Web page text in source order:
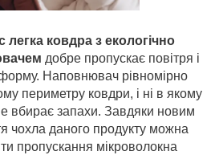
легка ковдра з екологічно
добре пропускає повітря і
Наповнювач рівномірно
периметру ковдри, і ні в якому
вбирає запахи. Завдяки новим
чохла даного продукту можна
пропускання мікроволокна